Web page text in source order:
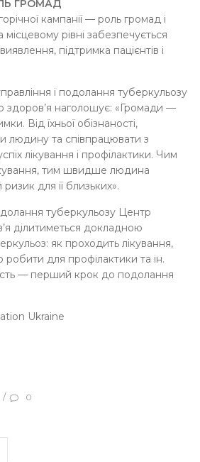
ГРОМАД
кампанії — роль громад і
рівні забезпечується
підтримка пацієнтів і
і подолання туберкульозу
здоров’я наголошує: «Громади —
Від їхньої обізнаності,
людину та співпрацювати з
лікування і профілактики. Чим
тим швидше людина
для її близьких».
туберкульозу Центр
ділитиметься докладною
як проходить лікування,
робити для профілактики та ін.
— перший крок до подолання
Ukraine
/ 0